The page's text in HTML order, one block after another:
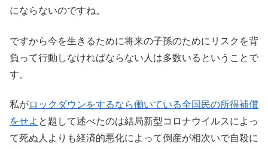
にならないのですね。
ですから今を生きるために将来の子孫のためにリスクを背
負って行動しなければならない人は多数いるということで
す。
私がロックダウンをするなら働いている全国民の所得補償
をせよ と題して述べたのは結局新型コロナウイルスによっ
て死ぬ人よりも経済的悪化によって倒産が相次いで自殺に